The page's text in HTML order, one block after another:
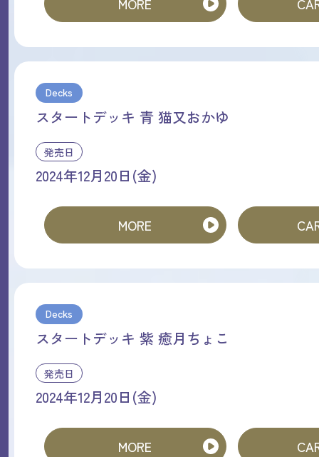
Decks
スタートデッキ 青 猫又おかゆ
発売日
2024年12月20日(金)
MORE
Decks
スタートデッキ 紫 癒月ちょこ
発売日
2024年12月20日(金)
MORE